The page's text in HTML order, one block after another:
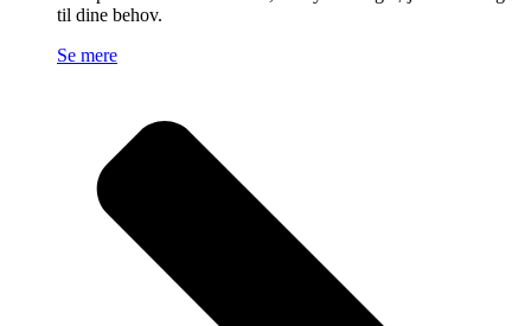
til dine behov.
Se mere